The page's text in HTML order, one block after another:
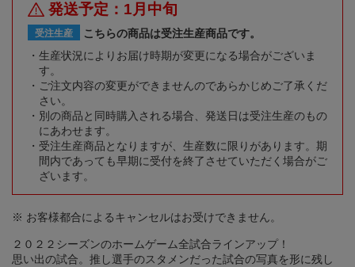
発送予定：1月中旬
受注生産
こちらの商品は受注生産商品です。
生産状況によりお届け時期が変更になる場合がございま
す。
ご注文内容の変更ができませんのであらかじめご了承くだ
さい。
別の商品と同時購入される場合、発送日は受注生産のもの
にあわせます。
受注生産商品となりますが、生産数に限りがあります。期
間内であっても早期に受付を終了させていただく場合がご
ざいます。
※ お客様都合によるキャンセルはお受けできません。
２０２２シーズンのホームゲーム全試合ラインアップ！
思い出の試合。推し選手のスタメンだった試合の写真を形に残し